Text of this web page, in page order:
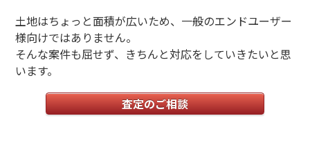
土地はちょっと面積が広いため、一般のエンドユーザー
様向けではありません。
そんな案件も屈せず、きちんと対応をしていきたいと思
います。
査定のご相談